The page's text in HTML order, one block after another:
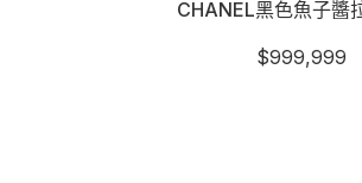
CHANEL黑色魚子醬
$999,999